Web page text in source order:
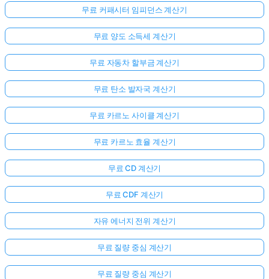
무료 커패시터 임피던스 계산기
무료 양도 소득세 계산기
무료 자동차 할부금 계산기
무료 탄소 발자국 계산기
무료 카르노 사이클 계산기
무료 카르노 효율 계산기
무료 CD 계산기
무료 CDF 계산기
자유 에너지 전위 계산기
무료 질량 중심 계산기
무료 질량 중심 계산기